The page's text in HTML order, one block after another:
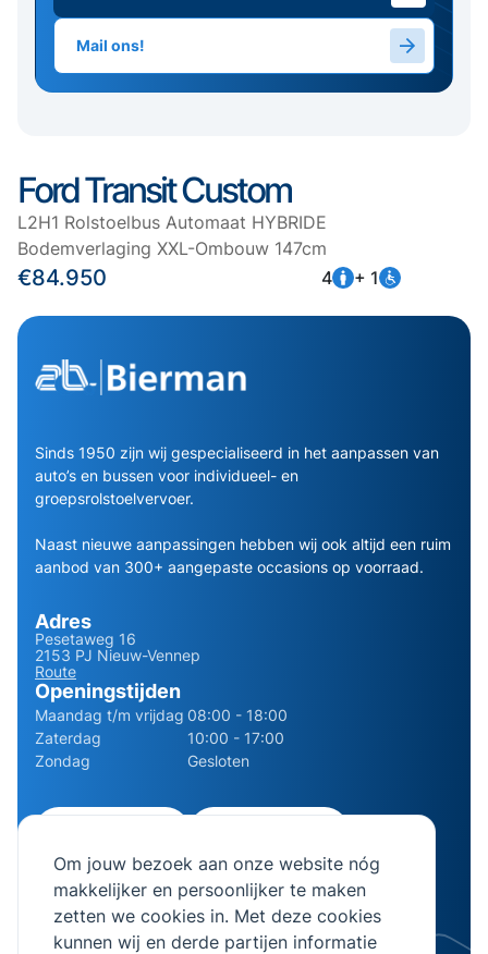
Om jouw bezoek aan onze website nóg
makkelijker en persoonlijker te maken
zetten we cookies in. Met deze cookies
kunnen wij en derde partijen informatie
Mail ons!
Ford Transit Custom
L2H1 Rolstoelbus Automaat HYBRIDE
Bodemverlaging XXL-Ombouw 147cm
€84.950 4 + 1
Sinds 1950 zijn wij gespecialiseerd in het aanpassen van
auto’s en bussen voor individueel- en
groepsrolstoelvervoer.
Naast nieuwe aanpassingen hebben wij ook altijd een ruim
aanbod van 300+ aangepaste occasions op voorraad.
Adres
Pesetaweg 16
2153 PJ Nieuw-Vennep
Route
Openingstijden
Maandag t/m vrijdag 08:00 - 18:00
Zaterdag
10:00 - 17:00
Zondag
Gesloten
info@bierman.eu